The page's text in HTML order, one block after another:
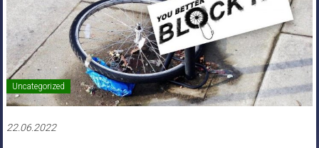
Uncategorized
22.06.2022